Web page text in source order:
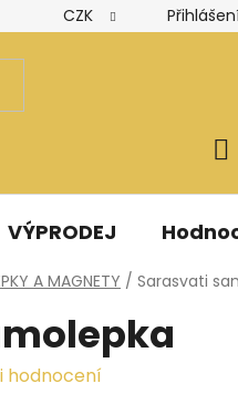
Hodnocení obchodu
CZK
VÝPRODEJ
A MAGNETY / Sarasvati
hodnocení